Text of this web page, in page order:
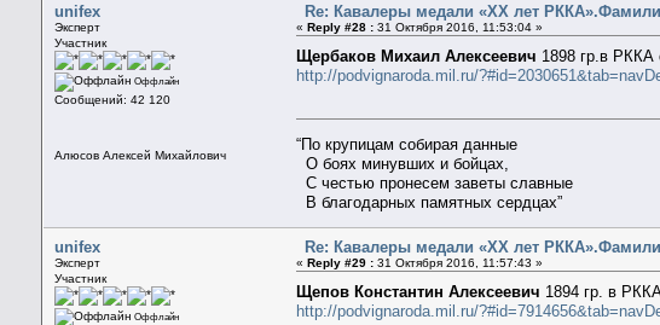
unifex
Эксперт
Участник
Оффлайн
Сообщений: 42 120
Алюсов Алексей Михайлович
Re: Кавалеры медали «ХХ лет
«Reply #28 : 31 Октября 2016, 11:53:04 »
Щербаков Михаил Алексеевич 1898 гр.в РККА
http://podvignaroda.mil.ru/
“По крупицам собирая данные
О боях минувших и бойцах,
С честью пронесем заветы славные
В благодарных памятных сердцах”
unifex
Эксперт
Участник
Оффлайн
Re: Кавалеры медали «ХХ лет
«Reply #29 : 31 Октября 2016, 11:57:43 »
Щепов Константин Алексеевич 1894 гр. в
http://podvignaroda.mil.ru/